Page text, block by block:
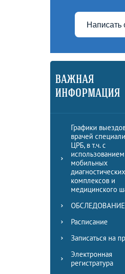
Написать
ВАЖНАЯ
ИНФОРМАЦИЯ
Графики
врачей
ЦРБ, в т.ч. с
использованием
мобильных
диагностических
комплексов и
медицинского
Расписание
Записаться на
Электронная
регистратура